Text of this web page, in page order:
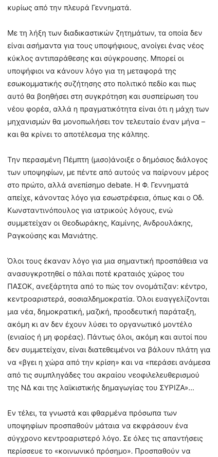
κυρίως από την πλευρά Γεννηματά.
Με τη λήξη των διαδικαστικών ζητημάτων, τα οποία δεν
είναι ασήμαντα για τους υποψήφιους, ανοίγει ένας νέος
κύκλος αντιπαράθεσης και σύγκρουσης. Μπορεί οι
υποψήφιοι να κάνουν λόγο για τη μεταφορά της
εσωκομματικής συζήτησης στο πολιτικό πεδίο και πως
αυτό θα βοηθήσει στη συγκρότηση και συσπείρωση του
νέου φορέα, αλλά η πραγματικότητα είναι ότι η μάχη των
μηχανισμών θα μονοπωλήσει τον τελευταίο έναν μήνα –
και θα κρίνει το αποτέλεσμα της κάλπης.
Την περασμένη Πέμπτη (μισο)άνοιξε ο δημόσιος διάλογος
των υποψηφίων, με πέντε από αυτούς να παίρνουν μέρος
στο πρώτο, αλλά ανεπίσημο debate. Η Φ. Γεννηματά
απείχε, κάνοντας λόγο για εσωστρέφεια, όπως και ο Οδ.
Κωνσταντινόπουλος για ιατρικούς λόγους, ενώ
συμμετείχαν οι Θεοδωράκης, Καμίνης, Ανδρουλάκης,
Ραγκούσης και Μανιάτης.
Όλοι τους έκαναν λόγο για μια σημαντική προσπάθεια να
ανασυγκροτηθεί ο πάλαι ποτέ κραταιός χώρος του
ΠΑΣΟΚ, ανεξάρτητα από το πώς τον ονομάτιζαν: κέντρο,
κεντροαριστερά, σοσιαλδημοκρατία. Όλοι ευαγγελίζονται
μια νέα, δημοκρατική, μαζική, προοδευτική παράταξη,
ακόμη κι αν δεν έχουν λύσει το οργανωτικό μοντέλο
(ενιαίος ή μη φορέας). Πάντως όλοι, ακόμη και αυτοί που
δεν συμμετείχαν, είναι διατεθειμένοι να βάλουν πλάτη για
να «βγει η χώρα από την κρίση» και να «περάσει ανάμεσα
από τις συμπληγάδες του ακραίου νεοφιλελευθερισμού
της ΝΔ και της λαϊκιστικής δημαγωγίας του ΣΥΡΙΖΑ»…
Εν τέλει, τα γνωστά και φθαρμένα πρόσωπα των
υποψηφίων προσπαθούν μάταια να εκφράσουν ένα
σύγχρονο κεντροαριστερό λόγο. Σε όλες τις απαντήσεις
περίσσευε το «κοινωνικό πρόσημο». Προσπαθούν να